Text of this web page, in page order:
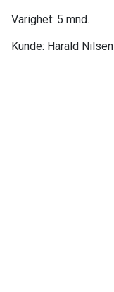
Varighet: 5 mnd.​
Kunde: Harald Nilsen​